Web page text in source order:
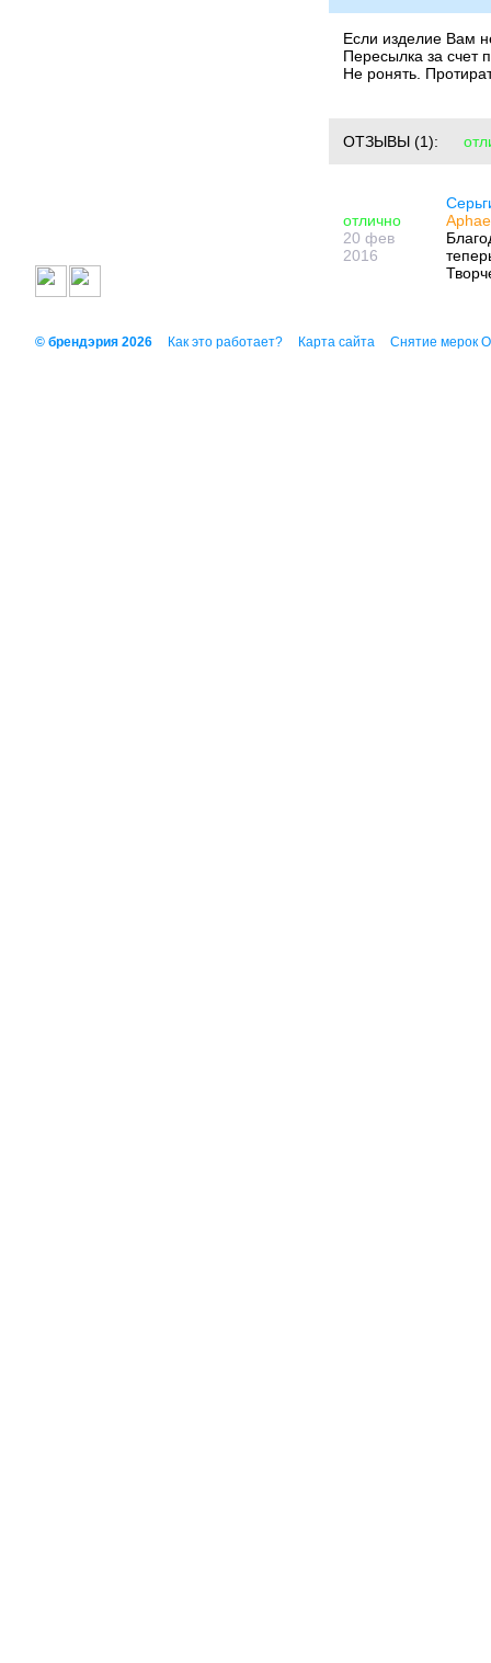
Если изделие Вам
Пересылка за счет
Не ронять.
ОТЗЫВЫ (1):
отлично
20 фев
2016
© брендэрия 2026 Как это работает? Карта сайта Снятие мерок